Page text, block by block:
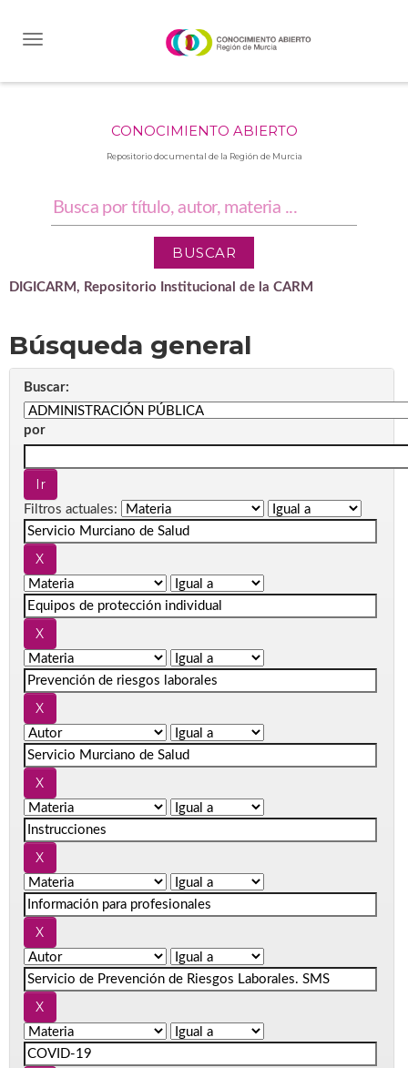
CONOCIMIENTO ABIERTO
Repositorio documental de la Región de Murcia
DIGICARM, Repositorio Institucional de la CARM
Búsqueda general
Buscar:
por
Filtros actuales: